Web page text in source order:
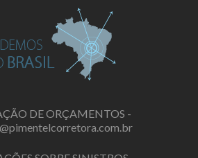
DE ORÇAMENTOS -